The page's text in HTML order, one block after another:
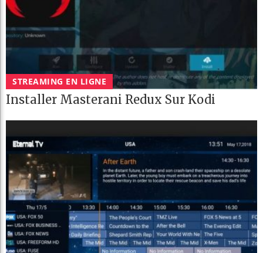
STREAMING EN LIGNE
Installer Masterani Redux Sur Kodi